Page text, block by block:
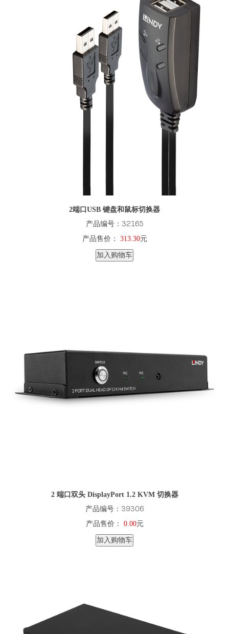
2端口USB 键盘和鼠标切换器
产品编号：32165
产品售价： 313.30元
加入购物车
2 端口双头 DisplayPort 1.2 KVM 切换器
产品编号：39306
产品售价： 0.00元
加入购物车